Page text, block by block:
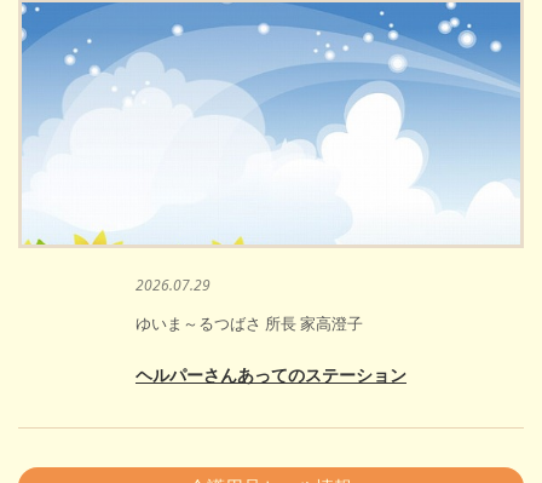
2026.07.29
ゆいま～るつばさ 所長 家高澄子
ヘルパーさんあってのステーション